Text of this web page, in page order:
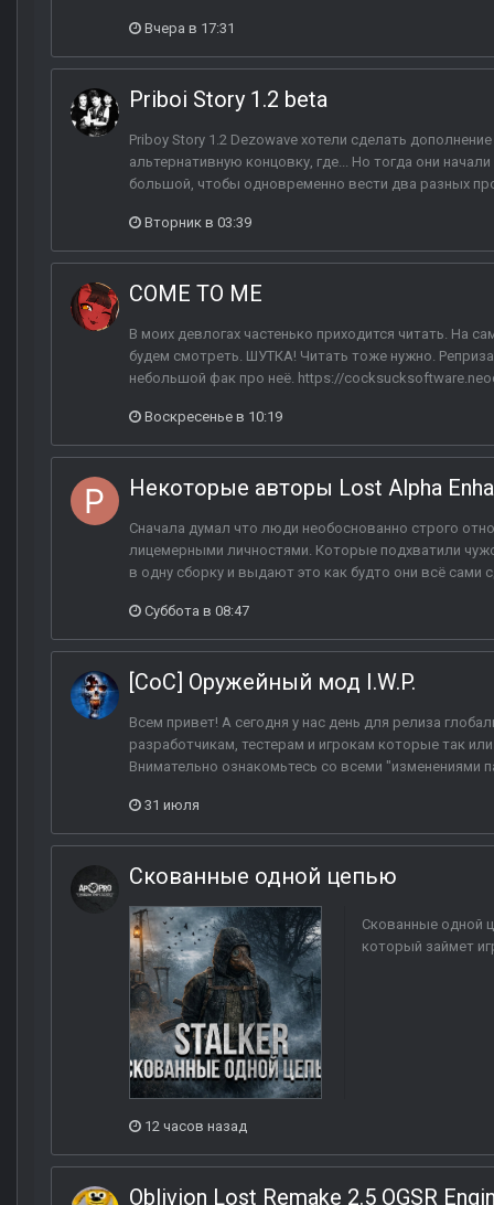
Вчера в 17:31
Priboi Story 1.2 beta
Priboy Story 1.2 Dezowave хотели сделать
альтернативную концовку, где... Но тогда они
большой, чтобы одновременно вести два разных
Вторник в 03:39
COME TO ME
В моих девлогах частенько приходится читать. На
будем смотреть. ШУТКА! Читать тоже нужно.
небольшой фак про неё. https://
Воскресенье в 10:19
Некоторые авторы Lost Alpha
Сначала думал что люди необоснованно строго
лицемерными личностями. Которые подхватили
в одну сборку и выдают это как будто они всё
Суббота в 08:47
[CoC] Оружейный мод I.W.P.
Всем привет! А сегодня у нас день для релиза
разработчикам, тестерам и игрокам которые так
Внимательно ознакомьтесь со всеми "изменениями
31 июля
Скованные одной цепью
Скованные одной
который займет
12 часов назад
Oblivion Lost Remake 2.5 OGSR